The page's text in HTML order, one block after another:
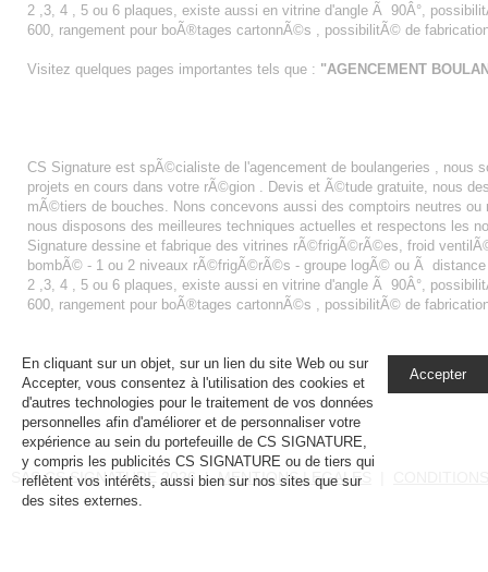
2 ,3, 4 , 5 ou 6 plaques, existe aussi en vitrine d'angle Ã 90Â°,
600, rangement pour boÃ®tages cartonnÃ©s , possibilitÃ© de
Visitez quelques pages importantes tels que : "AGENCEMENT
CS Signature est spÃ©cialiste de l'agencement de boulangeries ,
projets en cours dans votre rÃ©gion . Devis et Ã©tude gratuite, nous
mÃ©tiers de bouches. Nons concevons aussi des comptoirs neutres
nous disposons des meilleures techniques actuelles et respectons les
Signature dessine et fabrique des vitrines rÃ©frigÃ©rÃ©es, froid
bombÃ© - 1 ou 2 niveaux rÃ©frigÃ©rÃ©s - groupe logÃ© ou Ã
2 ,3, 4 , 5 ou 6 plaques, existe aussi en vitrine d'angle Ã 90Â°,
600, rangement pour boÃ®tages cartonnÃ©s , possibilitÃ© de
SAS CS SIGNATURE 2026 |MENTIONS LEGALES
En cliquant sur un objet, sur un lien du site Web ou sur
Accepter, vous consentez à l'utilisation des cookies et
d'autres technologies pour le traitement de vos données
personnelles afin d'améliorer et de personnaliser votre
expérience au sein du portefeuille de CS SIGNATURE,
y compris les publicités CS SIGNATURE ou de tiers qui
reflètent vos intérêts, aussi bien sur nos sites que sur
des sites externes.
Accepter